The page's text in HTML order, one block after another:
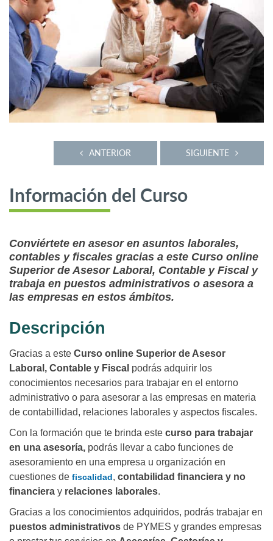
SIGUIENTE
ANTERIOR
Información del Curso
Conviértete en asesor en asuntos laborales,
contables y fiscales gracias a este Curso online
Superior de Asesor Laboral, Contable y Fiscal y
trabaja en puestos administrativos o asesora a
las empresas en estos ámbitos.
Descripción
Gracias a este Curso online Superior de Asesor
Laboral, Contable y Fiscal podrás adquirir los
conocimientos necesarios para trabajar en el entorno
administrativo o para asesorar a las empresas en materia
de contabillidad, relaciones laborales y aspectos fiscales.
Con la formación que te brinda este curso para trabajar
en una asesoría, podrás llevar a cabo funciones de
asesoramiento en una empresa u organización en
cuestiones de fiscalidad, contabilidad financiera y no
financiera y relaciones laborales.
Gracias a los conocimientos adquiridos, podrás trabajar en
puestos administrativos de PYMES y grandes empresas